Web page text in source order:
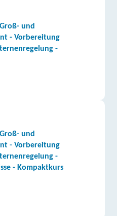
und
- Vorbereitung
-
und
- Vorbereitung
-
- Kompaktkurs